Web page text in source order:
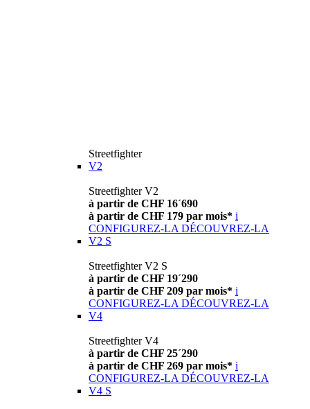
Streetfighter
V2
Streetfighter V2
à partir de CHF 16´690
à partir de CHF 179 par mois* i
CONFIGUREZ-LA DÉCOUVREZ-LA
V2 S
Streetfighter V2 S
à partir de CHF 19´290
à partir de CHF 209 par mois* i
CONFIGUREZ-LA DÉCOUVREZ-LA
V4
Streetfighter V4
à partir de CHF 25´290
à partir de CHF 269 par mois* i
CONFIGUREZ-LA DÉCOUVREZ-LA
V4 S